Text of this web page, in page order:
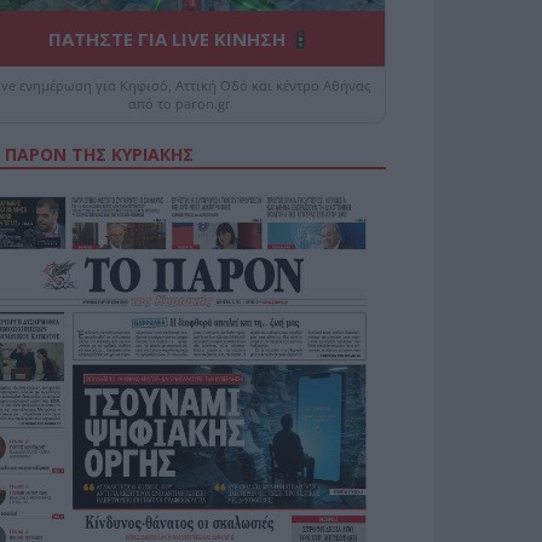
ΠΑΤΗΣΤΕ ΓΙΑ LIVE ΚΙΝΗΣΗ
ενημέρωση για Κηφισό, Αττική Οδό και κέντρο Αθήνας
από το paron.gr
ΤΗΣ ΚΥΡΙΑΚΗΣ